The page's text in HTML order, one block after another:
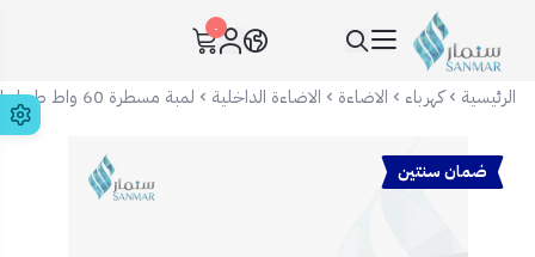
سنمار Sanmar
٠
الرئيسية كهرباء الاضاءة الاضاءة الداخلية لمبة مسطرة 60 واط طويل ابيض/اصفر همر
ضمان سنتين